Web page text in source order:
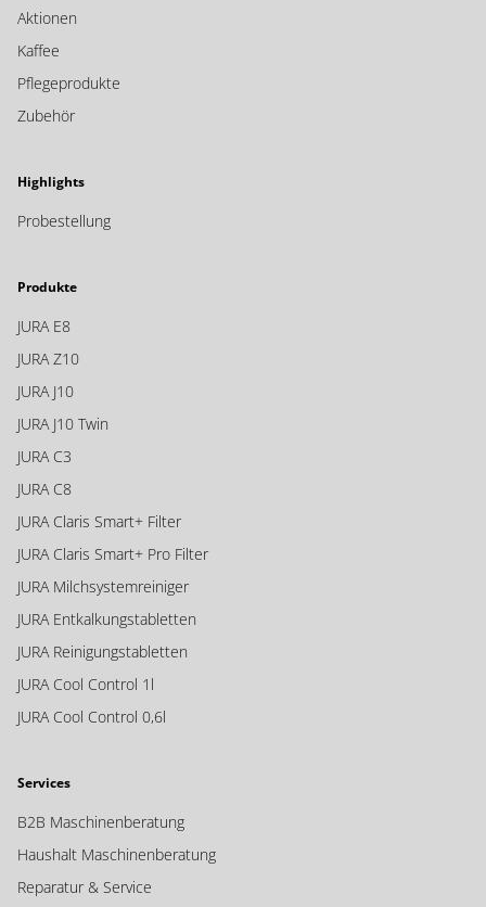
Aktionen
Kaffee
Pflegeprodukte
Zubehör
Highlights
Probestellung
Produkte
JURA E8
JURA Z10
JURA J10
JURA J10 Twin
JURA C3
JURA C8
JURA Claris Smart+ Filter
JURA Claris Smart+ Pro Filter
JURA Milchsystemreiniger
JURA Entkalkungstabletten
JURA Reinigungstabletten
JURA Cool Control 1l
JURA Cool Control 0,6l
Services
B2B Maschinenberatung
Haushalt Maschinenberatung
Reparatur & Service
Inbetriebnahme Videos
ausführliche Unterstützung bei der Einrichtung Ihrer neuen
Kaffeemaschine. Somit garantieren wir einen einfachen und